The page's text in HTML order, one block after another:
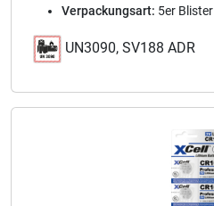
Verpackungsart: 5er Blister
UN3090, SV188 ADR